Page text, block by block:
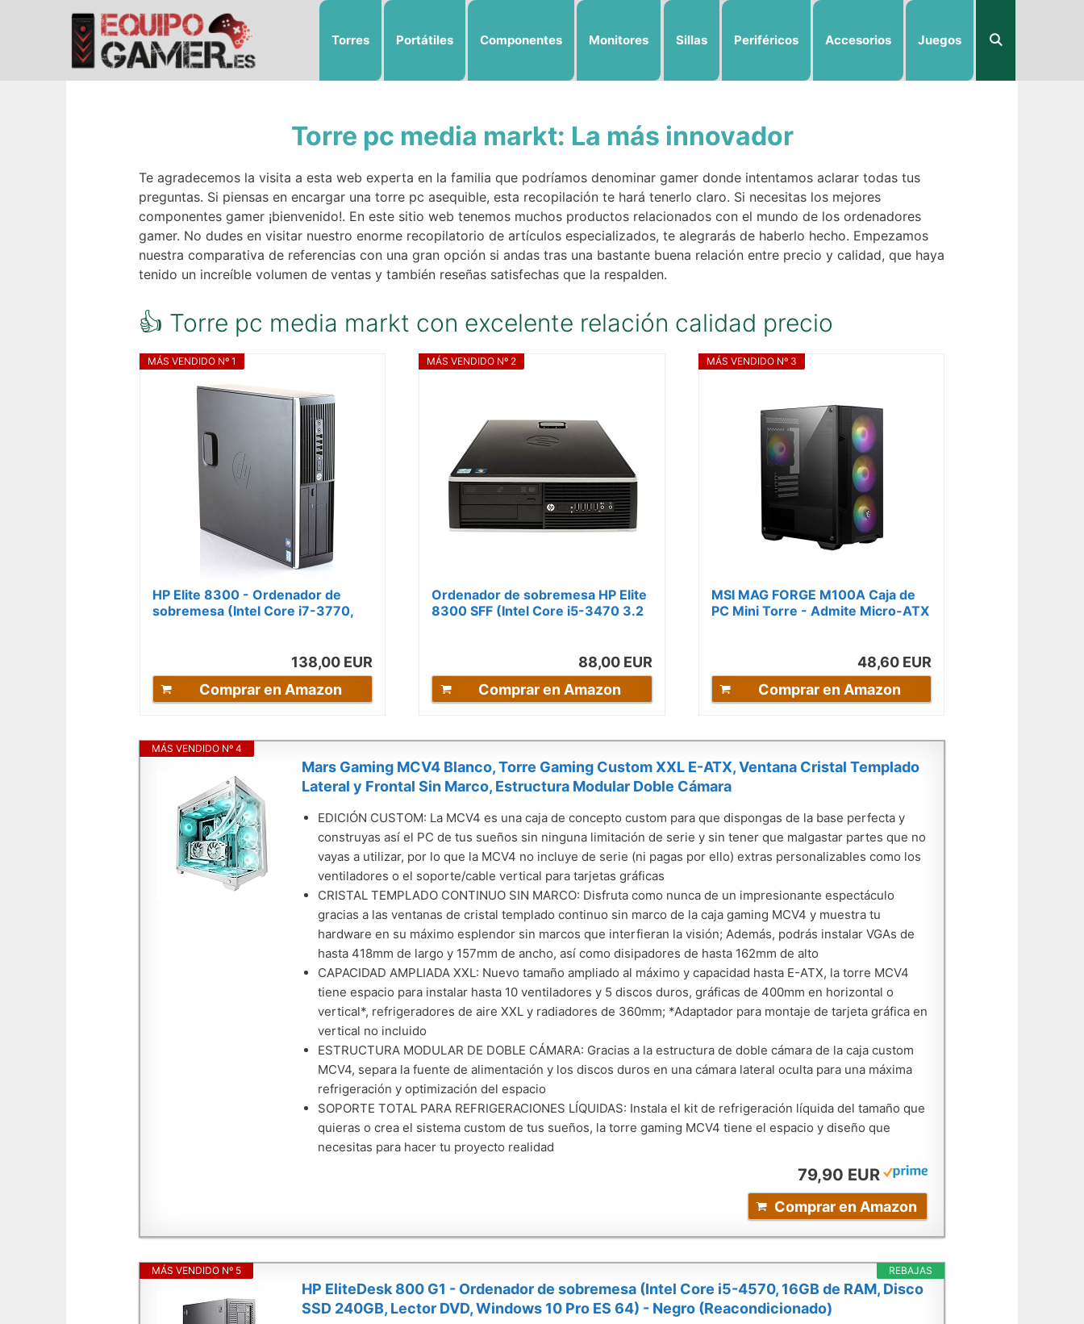
Torres Portátiles Componentes Monitores Sillas Periféricos Accesorios Juegos
Torre pc media markt: La más innovador
Te agradecemos la visita a esta web experta en la familia que podríamos denominar gamer donde intentamos aclarar todas tus
preguntas. Si piensas en encargar una torre pc asequible, esta recopilación te hará tenerlo claro. Si necesitas los mejores
componentes gamer ¡bienvenido!. En este sitio web tenemos muchos productos relacionados con el mundo de los ordenadores
gamer. No dudes en visitar nuestro enorme recopilatorio de artículos especializados, te alegrarás de haberlo hecho. Empezamos
nuestra comparativa de referencias con una gran opción si andas tras una bastante buena relación entre precio y calidad, que haya
tenido un increíble volumen de ventas y también reseñas satisfechas que la respalden.
👍 Torre pc media markt con excelente relación calidad precio
MÁS VENDIDO Nº 1
HP Elite 8300 - Ordenador de
sobremesa (Intel Core i7-3770,
138,00 EUR
Comprar en Amazon
MÁS VENDIDO Nº 2
Ordenador de sobremesa HP Elite
8300 SFF (Intel Core i5-3470 3.2
88,00 EUR
Comprar en Amazon
MÁS VENDIDO Nº 3
MSI MAG FORGE M100A Caja de
PC Mini Torre - Admite Micro-ATX
48,60 EUR
Comprar en Amazon
MÁS VENDIDO Nº 4
Mars Gaming MCV4 Blanco, Torre Gaming Custom XXL E-ATX, Ventana Cristal Templado
Lateral y Frontal Sin Marco, Estructura Modular Doble Cámara
EDICIÓN CUSTOM: La MCV4 es una caja de concepto custom para que dispongas de la base perfecta y
construyas así el PC de tus sueños sin ninguna limitación de serie y sin tener que malgastar partes que no
vayas a utilizar, por lo que la MCV4 no incluye de serie (ni pagas por ello) extras personalizables como los
ventiladores o el soporte/cable vertical para tarjetas gráficas
CRISTAL TEMPLADO CONTINUO SIN MARCO: Disfruta como nunca de un impresionante espectáculo
gracias a las ventanas de cristal templado continuo sin marco de la caja gaming MCV4 y muestra tu
hardware en su máximo esplendor sin marcos que interfieran la visión; Además, podrás instalar VGAs de
hasta 418mm de largo y 157mm de ancho, así como disipadores de hasta 162mm de alto
CAPACIDAD AMPLIADA XXL: Nuevo tamaño ampliado al máximo y capacidad hasta E-ATX, la torre MCV4
tiene espacio para instalar hasta 10 ventiladores y 5 discos duros, gráficas de 400mm en horizontal o
vertical*, refrigeradores de aire XXL y radiadores de 360mm; *Adaptador para montaje de tarjeta gráfica en
vertical no incluido
ESTRUCTURA MODULAR DE DOBLE CÁMARA: Gracias a la estructura de doble cámara de la caja custom
MCV4, separa la fuente de alimentación y los discos duros en una cámara lateral oculta para una máxima
refrigeración y optimización del espacio
SOPORTE TOTAL PARA REFRIGERACIONES LÍQUIDAS: Instala el kit de refrigeración líquida del tamaño que
quieras o crea el sistema custom de tus sueños, la torre gaming MCV4 tiene el espacio y diseño que
necesitas para hacer tu proyecto realidad
79,90 EUR
Comprar en Amazon
REBAJAS
MÁS VENDIDO Nº 5
HP EliteDesk 800 G1 - Ordenador de sobremesa (Intel Core i5-4570, 16GB de RAM, Disco
SSD 240GB, Lector DVD, Windows 10 Pro ES 64) - Negro (Reacondicionado)